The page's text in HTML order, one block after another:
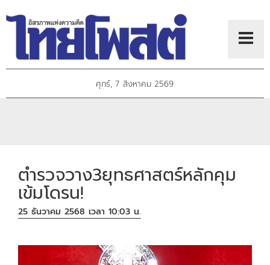
ศุกร์, 7 สิงหาคม 2569
ตำรวจวาง3ยุทธศาสตร์หลักคุม
เข้มโดรน!
25 ธันวาคม 2568 เวลา 10:03 น.